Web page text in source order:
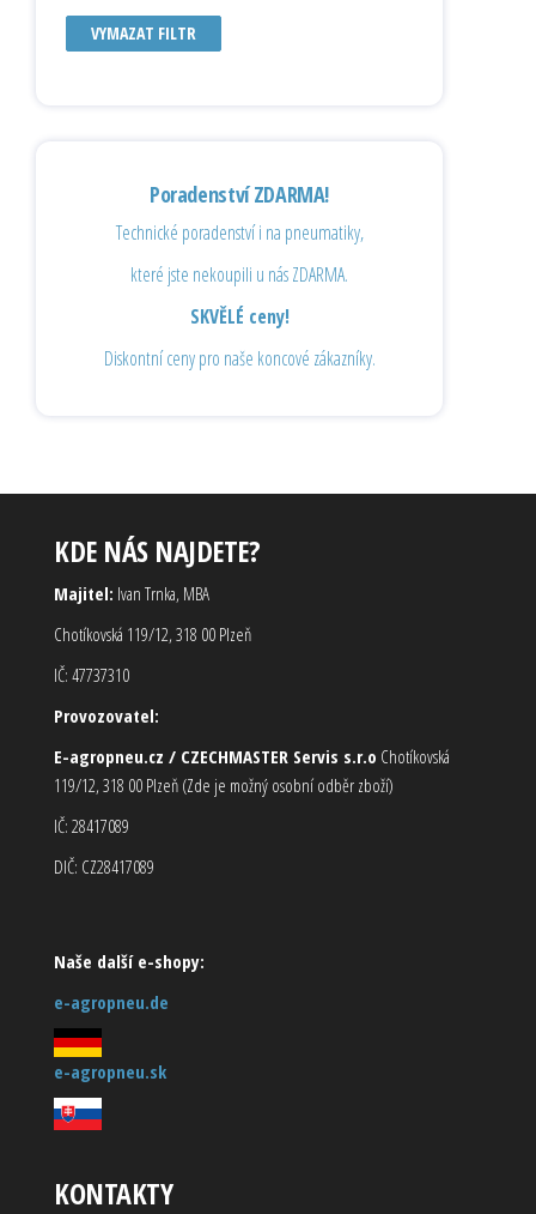
VYMAZAT FILTR
Poradenství ZDARMA!
Technické poradenství i na pneumatiky,
které jste nekoupili u nás ZDARMA.
SKVĚLÉ ceny!
Diskontní ceny pro naše koncové zákazníky.
KDE NÁS NAJDETE?
Majitel: Ivan Trnka, MBA
Chotíkovská 119/12, 318 00 Plzeň
IČ: 47737310
Provozovatel:
E-agropneu.cz / CZECHMASTER Servis s.r.o Chotíkovská
119/12, 318 00 Plzeň (Zde je možný osobní odběr zboží)
IČ: 28417089
DIČ: CZ28417089
Naše další e-shopy:
e-agropneu.de
e-agropneu.sk
KONTAKTY